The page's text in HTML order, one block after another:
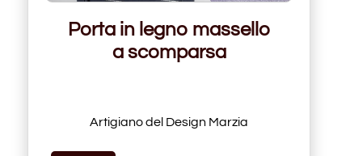
Porta in legno massello
a scomparsa
Artigiano del Design Marzia